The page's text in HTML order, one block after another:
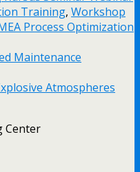
Training, Workshop
Process Optimization
Maintenance
Atmospheres
Center